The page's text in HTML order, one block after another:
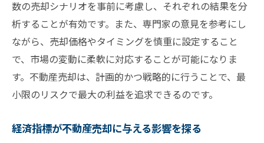
数の売却シナリオを事前に考慮し、それぞれの結果を分
析することが有効です。また、専門家の意見を参考にし
ながら、売却価格やタイミングを慎重に設定すること
で、市場の変動に柔軟に対応することが可能になりま
す。不動産売却は、計画的かつ戦略的に行うことで、最
小限のリスクで最大の利益を追求できるのです。
経済指標が不動産売却に与える影響を探る